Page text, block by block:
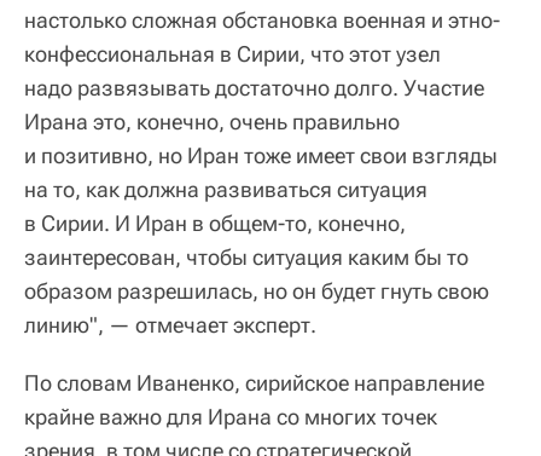
настолько сложная обстановка военная и этно-
конфессиональная в Сирии, что этот узел
надо развязывать достаточно долго. Участие
Ирана это, конечно, очень правильно
и позитивно, но Иран тоже имеет свои взгляды
на то, как должна развиваться ситуация
в Сирии. И Иран в общем-то, конечно,
заинтересован, чтобы ситуация каким бы то
образом разрешилась, но он будет гнуть свою
линию", — отмечает эксперт.
По словам Иваненко, сирийское направление
крайне важно для Ирана со многих точек
зрения, в том числе со стратегической.